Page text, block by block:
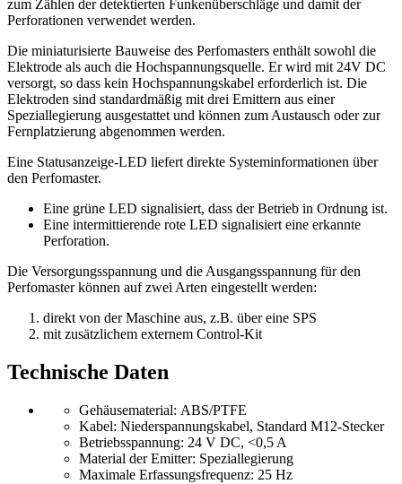
zum Zählen der detektierten Funkenüberschläge und damit der
Perforationen verwendet werden.
Die miniaturisierte Bauweise des Perfomasters enthält sowohl die
Elektrode als auch die Hochspannungsquelle. Er wird mit 24V DC
versorgt, so dass kein Hochspannungskabel erforderlich ist. Die
Elektroden sind standardmäßig mit drei Emittern aus einer
Speziallegierung ausgestattet und können zum Austausch oder zur
Fernplatzierung abgenommen werden.
Eine Statusanzeige-LED liefert direkte Systeminformationen über
den Perfomaster.
Eine grüne LED signalisiert, dass der Betrieb in Ordnung ist.
Eine intermittierende rote LED signalisiert eine erkannte
Perforation.
Die Versorgungsspannung und die Ausgangsspannung für den
Perfomaster können auf zwei Arten eingestellt werden:
direkt von der Maschine aus, z.B. über eine SPS
mit zusätzlichem externem Control-Kit
Technische Daten
Gehäusematerial: ABS/PTFE
Kabel: Niederspannungskabel, Standard M12-Stecker
Betriebsspannung: 24 V DC, <0,5 A
Material der Emitter: Speziallegierung
Maximale Erfassungsfrequenz: 25 Hz